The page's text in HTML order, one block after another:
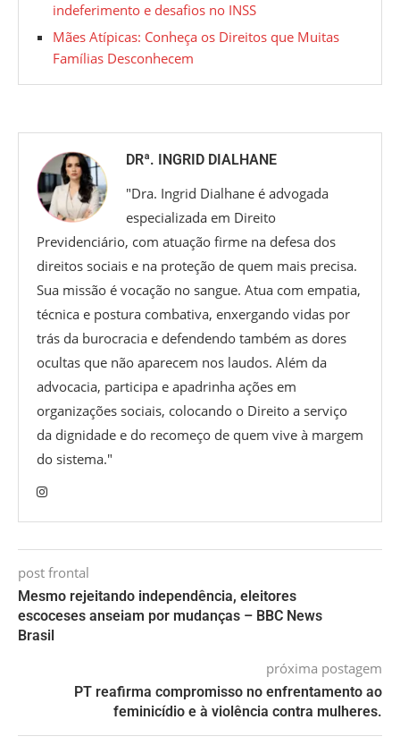
indeferimento e desafios no INSS
Mães Atípicas: Conheça os Direitos que Muitas
Famílias Desconhecem
DRª. INGRID DIALHANE
"Dra. Ingrid Dialhane é advogada
especializada em Direito
Previdenciário, com atuação firme na defesa dos
direitos sociais e na proteção de quem mais precisa.
Sua missão é vocação no sangue. Atua com empatia,
técnica e postura combativa, enxergando vidas por
trás da burocracia e defendendo também as dores
ocultas que não aparecem nos laudos. Além da
advocacia, participa e apadrinha ações em
organizações sociais, colocando o Direito a serviço
da dignidade e do recomeço de quem vive à margem
do sistema."
post frontal
Mesmo rejeitando independência, eleitores
escoceses anseiam por mudanças – BBC News
Brasil
próxima postagem
PT reafirma compromisso no enfrentamento ao
feminicídio e à violência contra mulheres.